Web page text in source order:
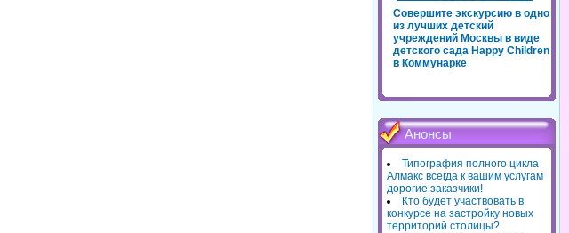
Совершите экскурсию в одно
из лучших детский
учреждений Москвы в виде
детского сада Happy Children
в Коммунарке
Анонсы
Типография полного цикла
Алмакс всегда к вашим услугам
дорогие заказчики!
Кто будет участвовать в
конкурсе на застройку новых
территорий столицы?